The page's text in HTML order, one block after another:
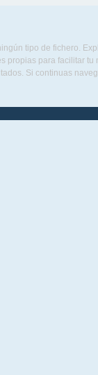
tipo de fichero.
propias para facilitar
Si continuas